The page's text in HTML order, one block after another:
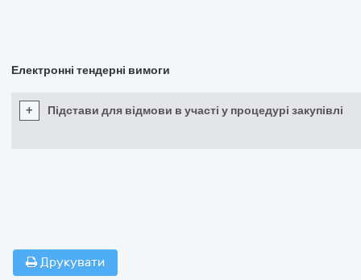
Електронні тендерні вимоги
+ Підстави для відмови в участі у процедурі закупівлі
Друкувати